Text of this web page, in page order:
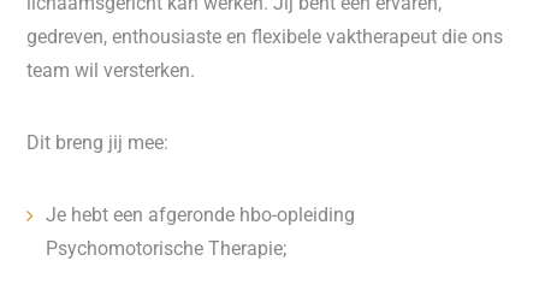
gedreven, enthousiaste en flexibele vaktherapeut die ons
team wil versterken.
Dit breng jij mee:
Je hebt een afgeronde hbo-opleiding
Psychomotorische Therapie;